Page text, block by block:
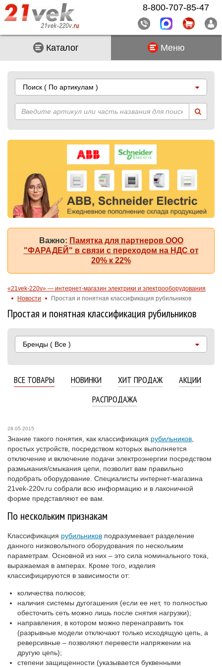
Каталог Меню
Поиск ( По артикулам )
Важно: Памятка для партнеров ООО
"ФАРАДЕЙ" в связи с переходом на НДС от
20% к 22%
«21vek-220v» — интернет-магазин электрики и электрооборудования
Новости
Простая и понятная классификация рубильников
Простая и понятная классификация рубильников
Бренды ( Все )
ВСЕ ТОВАРЫ НОВИНКИ ХИТ ПРОДАЖ
АКЦИИ
РАСПРОДАЖА
28.05.2015
Знание такого понятия, как классификация рубильников
простых устройств, посредством которых выполняется
отключение и включение подачи электроэнергии посредством
размыкания/смыкания цепи, позволит вам правильно
подобрать оборудование. Специалисты интернет-магазина
21vek-220v.ru собрали всю информацию и в лаконичной
форме представляют ее вам.
По нескольким признакам
Классификация рубильников подразумевает разделение
данного низковольтного оборудования по нескольким
параметрам. Основной из них – это сила номинального тока,
выражаемая в амперах. Кроме того, изделия
классифицируются в зависимости от:
количества полюсов;
наличия системы дугогашения (если ее нет, то полностью
обесточить сеть можно лишь после снятия нагрузки);
направления, в котором можно перенаправить ток
(разрывные модели отключают только исходящую цепь, а
реверсивные – позволяют перевести напряжении на
другую цепь);
степени защищенности (указывается буквенными
8-800-707-85-47